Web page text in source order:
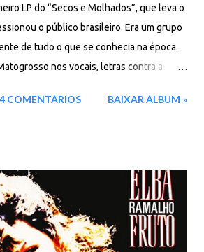
LP do “Secos e Molhados”, que leva o
o público brasileiro. Era um grupo
de tudo o que se conhecia na época.
nos vocais, letras contra a
visual, traduzido através das
Latino”, “Mulher Barriguda”, “Assim
versão de “Rosa de Hiroshima”
voz de Ney Matogrosso. Sua capa
de Antonio Carlos Rodrigues na
4 COMENTÁRIOS BAIXAR ÁLBUM »